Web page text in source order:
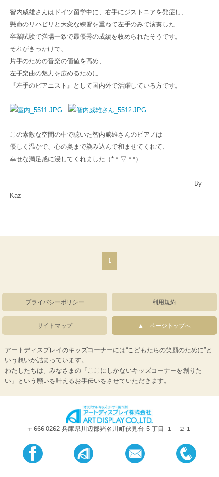
智内威雄さんはドイツ留学中に、右手にジストニアを発症し、
懸命のリハビリと大変な練習を重ねて左手のみで演奏した
卒業試験で満場一致で最優秀の成績を收められたそうです。
それがきっかけで、
片手のための音楽の価値を高め、
左手楽曲の魅力を広めるために
『左手のピアニスト』として国内外で活躍している方です。
この素敵な空間の中で聴いた智内威雄さんのピアノは
優しく温かで、心の奥まで染み込んで和ませてくれて、
幸せな満足感に浸してくれました（*＾▽＾*）
By
Kaz
1
プライバシーポリシー 利用規約
サイトマップ ページトップへ
アートディスプレイのキッズコーナーには“こどもたちの笑顔のために”と
いう想いが詰まっています。
わたしたちは、みなさまの「ここにしかないキッズコーナーを創りた
い」という願いを叶えるお手伝いをさせていただきます。
〒666-0262 兵庫県川辺郡猪名川町伏見台 5 丁目 １－２１